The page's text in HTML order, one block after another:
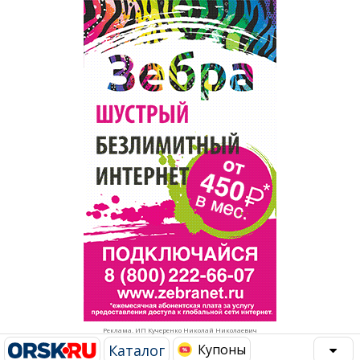
Реклама. ИП Кучеренко Николай Николаевич
Каталог Купоны
Рестораны, кафе, бары
Развлечения и отдых
Спорт Фитнес
Недвижимость
Красота Косметология
Торговля
Бизнес и финансы
Юристы, Экспертиза, Страхование
Ремонт
Социальные организации
Это интересно
Администрация
Популярное →